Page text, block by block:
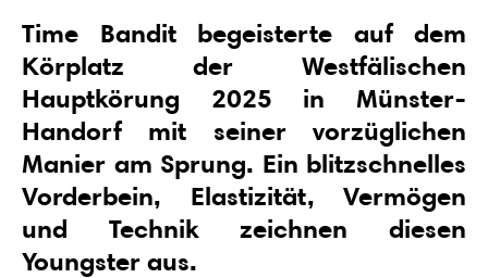
Time Bandit begeisterte auf dem
Körplatz der Westfälischen
Hauptkörung 2025 in Münster-
Handorf mit seiner vorzüglichen
Manier am Sprung. Ein blitzschnelles
Vorderbein, Elastizität, Vermögen
und Technik zeichnen diesen
Youngster aus.